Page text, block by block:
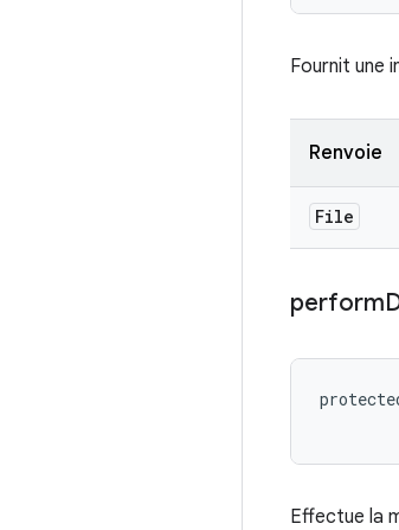
Fournit une
Renvoie
File
perform
Effectue la